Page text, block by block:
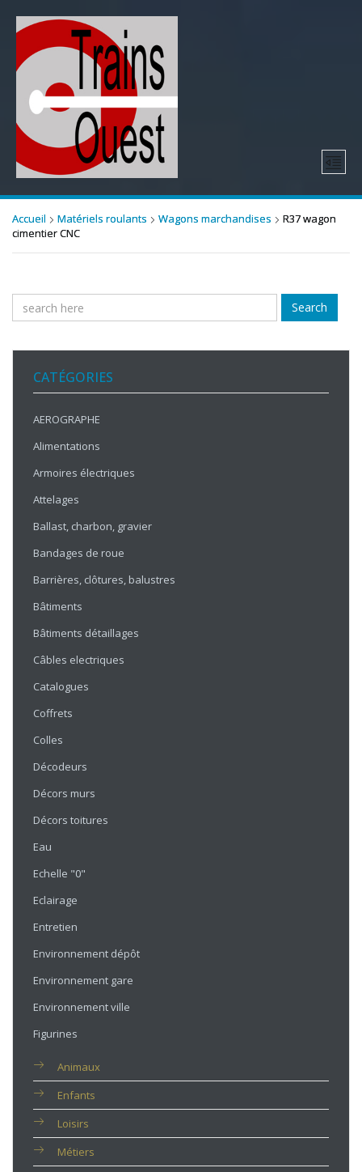
Accueil Matériels roulants Wagons marchandises
R37 wagon
cimentier CNC
Search
CATÉGORIES
AEROGRAPHE
Alimentations
Armoires électriques
Attelages
Ballast, charbon, gravier
Bandages de roue
Barrières, clôtures, balustres
Bâtiments
Bâtiments détaillages
Câbles electriques
Catalogues
Coffrets
Colles
Décodeurs
Décors murs
Décors toitures
Eau
Echelle "0"
Eclairage
Entretien
Environnement dépôt
Environnement gare
Environnement ville
Figurines
Animaux
Enfants
Loisirs
Métiers